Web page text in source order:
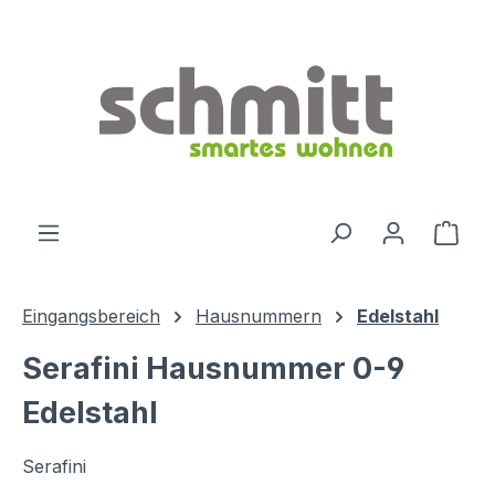
Eingangsbereich Hausnummern Edelstahl
Serafini Hausnummer 0-9
Edelstahl
Serafini